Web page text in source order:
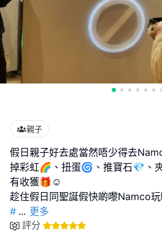
親子
假日親子好去處當然唔少得去
掉彩虹🌈、扭蛋🌀、推寶石💎、
有收獲🎁☺️
# ... 更多
評分